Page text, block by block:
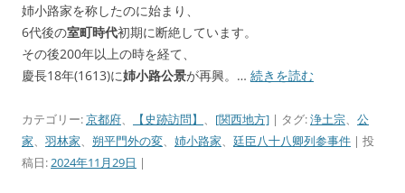
姉小路家を称したのに始まり、
6代後の室町時代初期に断絶しています。
その後200年以上の時を経て、
慶長18年(1613)に姉小路公景が再興。… 続きを読む
カテゴリー:京都府 【史跡訪問】 [関西地方] | タグ:浄土宗
公
家
羽林家 朔平門外の変 姉小路家 廷臣八十八卿列参事件 | 投
稿日: 2024年11月29日 |